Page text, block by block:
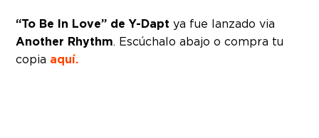
“To Be In Love” de Y-Daptya fue lanzado via
Another Rhythm. Escúchalo abajo o compra tu
copia aquí.